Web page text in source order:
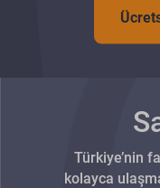
Türkiye’nin
kolayca